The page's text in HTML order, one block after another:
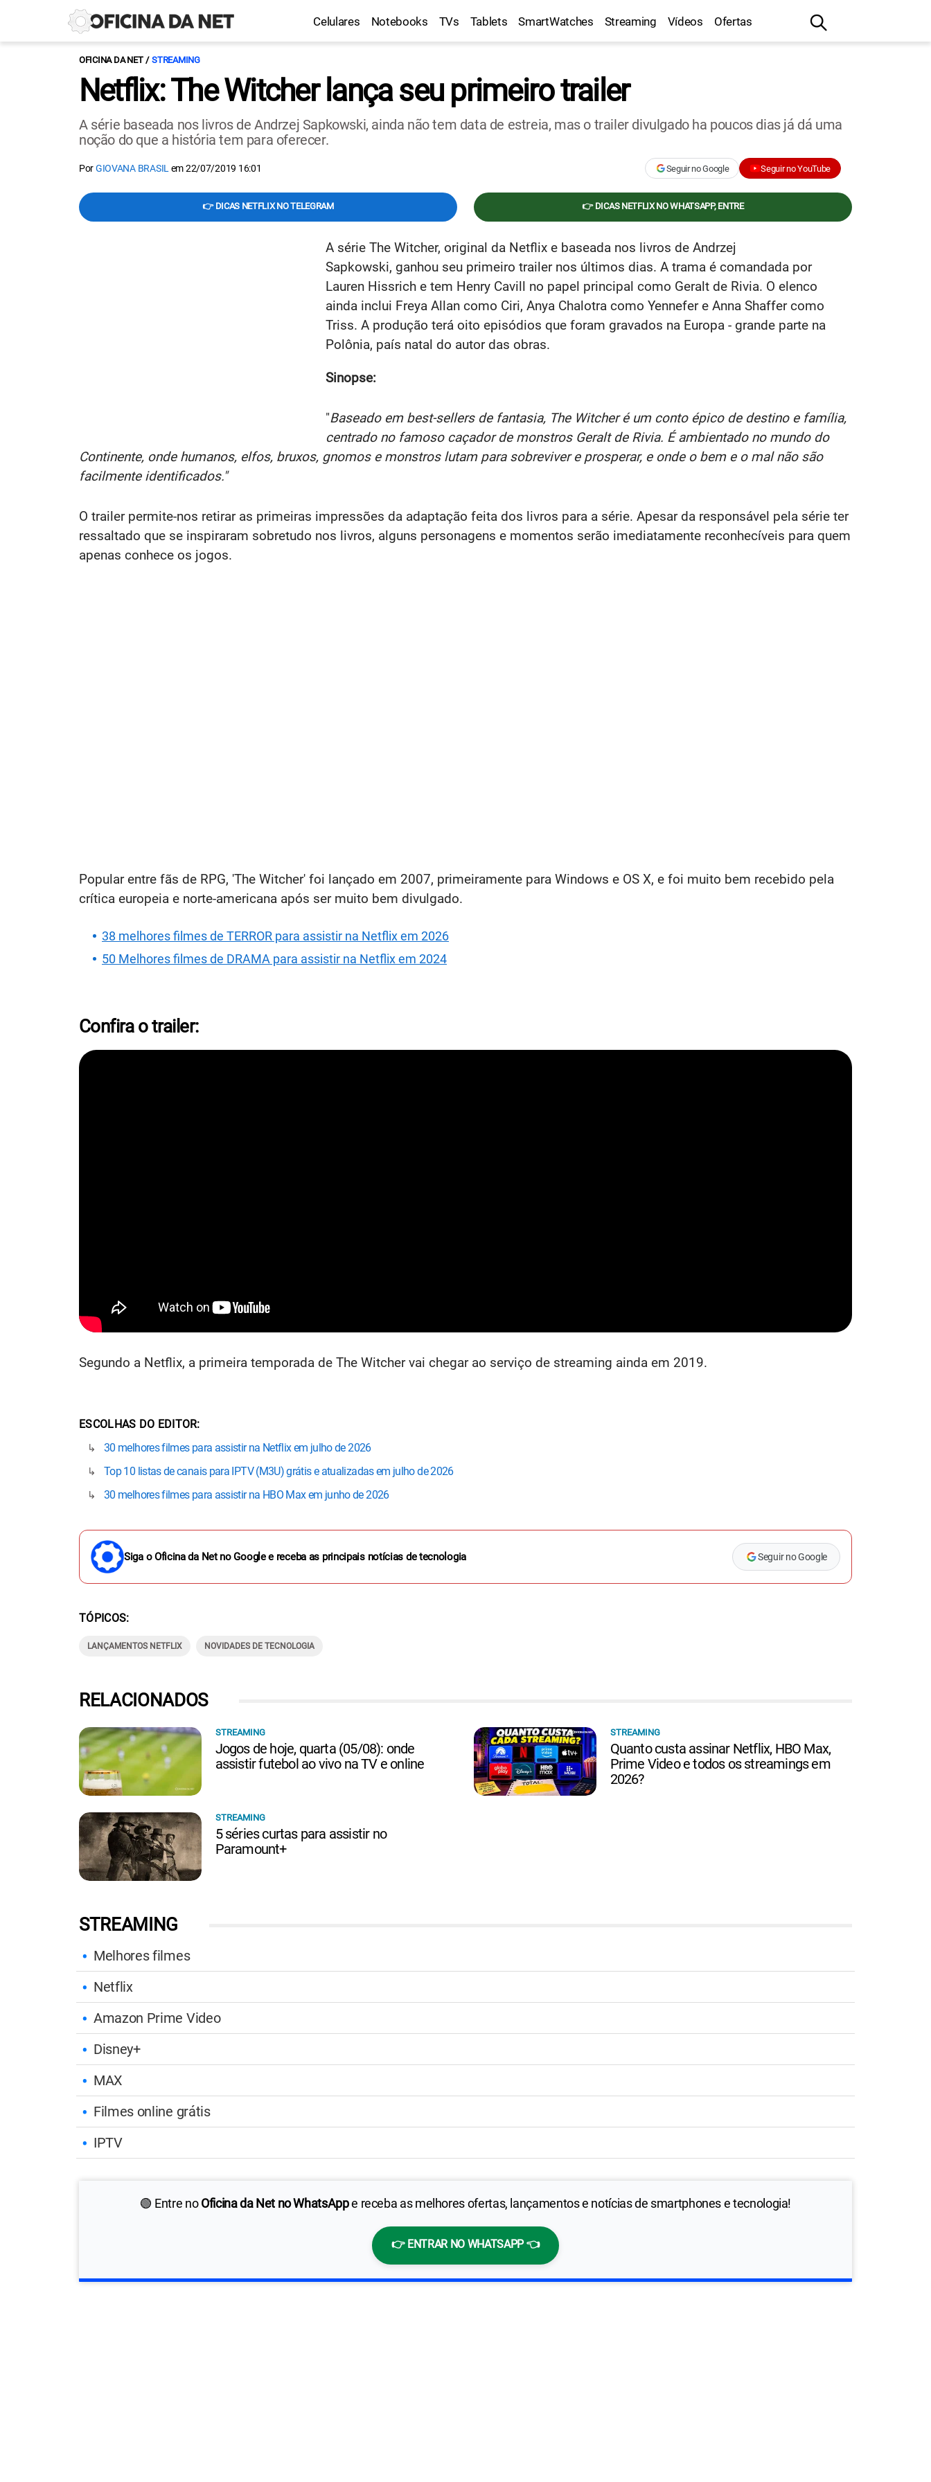
Celulares Notebooks TVs Tablets SmartWatches Streaming Vídeos Ofertas
OFICINA DA NET STREAMING
Netflix: The Witcher lança seu primeiro trailer
A série baseada nos livros de Andrzej Sapkowski, ainda não tem data de estreia, mas o trailer divulgado ha poucos dias já dá uma
noção do que a história tem para oferecer.
PorGIOVANA BRASIL em22/07/2019 16:01 Seguir no Google Seguir no YouTube
👉 DICAS NETFLIX NO TELEGRAM 👉 DICAS NETFLIX NO WHATSAPP, ENTRE
A série The Witcher, original da Netflix e baseada nos livros de Andrzej
Sapkowski, ganhou seu primeiro trailer nos últimos dias. A trama é comandada por
Lauren Hissrich e tem Henry Cavill no papel principal como Geralt de Rivia. O elenco
ainda inclui Freya Allan como Ciri, Anya Chalotra como Yennefer e Anna Shaffer como
Triss. A produção terá oito episódios que foram gravados na Europa - grande parte na
Polônia, país natal do autor das obras.
Sinopse:
"Baseado em best-sellers de fantasia, The Witcher é um conto épico de destino e família,
centrado no famoso caçador de monstros Geralt de Rivia. É ambientado no mundo do
Continente, onde humanos, elfos, bruxos, gnomos e monstros lutam para sobreviver e prosperar, e onde o bem e o mal não são
facilmente identificados."
O trailer permite-nos retirar as primeiras impressões da adaptação feita dos livros para a série. Apesar da responsável pela série ter
ressaltado que se inspiraram sobretudo nos livros, alguns personagens e momentos serão imediatamente reconhecíveis para quem
apenas conhece os jogos.
Popular entre fãs de RPG, 'The Witcher' foi lançado em 2007, primeiramente para Windows e OS X, e foi muito bem recebido pela
crítica europeia e norte-americana após ser muito bem divulgado.
38 melhores filmes de TERROR para assistir na Netflix em 2026
50 Melhores filmes de DRAMA para assistir na Netflix em 2024
Confira o trailer:
Segundo a Netflix, a primeira temporada de The Witcher vai chegar ao serviço de streaming ainda em 2019.
ESCOLHAS DO EDITOR
30 melhores filmes para assistir na Netflix em julho de 2026
Top 10 listas de canais para IPTV (M3U) grátis e atualizadas em julho de 2026
30 melhores filmes para assistir na HBO Max em junho de 2026
Siga o Oficina da Net no Google e receba as principais notícias de tecnologia Seguir no Google
TÓPICOS
LANÇAMENTOS NETFLIX NOVIDADES DE TECNOLOGIA
STREAMING
Melhores filmes
Netflix
Amazon Prime Video
Disney+
MAX
Filmes online grátis
IPTV
🟢 Entre noOficina da Net no WhatsAppe receba as melhores ofertas, lançamentos e notícias de smartphones e tecnologia!
👉 ENTRAR NO WHATSAPP 👈
RELACIONADOS
STREAMING
Jogos de hoje, quarta (05/08): onde
assistir futebol ao vivo na TV e online
STREAMING
Quanto custa assinar Netflix, HBO Max,
Prime Video e todos os streamings em
2026?
STREAMING
5 séries curtas para assistir no
Paramount+